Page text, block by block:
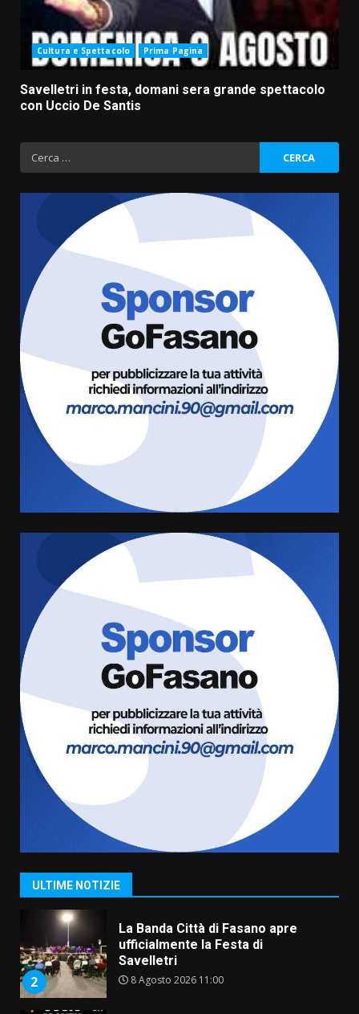
Cultura e Spettacolo Prima Pagina
Savelletri in festa, domani sera grande spettacolo
con Uccio De Santis
Ricerca
per:
ULTIME NOTIZIE
Savelletri in festa, domani sera
grande spettacolo con Uccio De
8 Agosto 2026 07:30
Politiche Giovanili e Mobilità
Sostenibile: premiati gli studenti
universitari del bando “La strada
giusta”
Rivoluzione”: nuovo
appuntamento con “Fasano in
Banda”
7 Agosto 2026 06:05
US Fasano, Scianaro: “Profonda
amarezza per esclusione dal
campionato di calcio”
7 Agosto 2026 06:00
Fasanese ferito a colpi di arma
da fuoco
6 Agosto 2026 18:13
1
Serie D, l’Us Fasano non molla e
conferma di voler ricorrere per
2
La Banda Città di Fasano apre
ufficialmente la Festa di
Savelletri
8 Agosto 2026 11:00